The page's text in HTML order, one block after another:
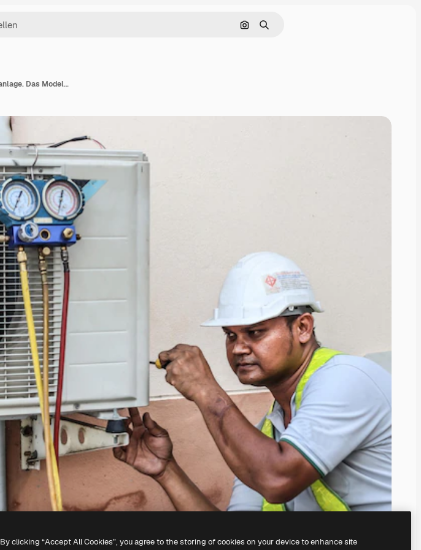
Nach Bild suchen
Suchen
Ein professioneller Elektriker repariert eine schwere Klimaanlage. Das Modell ist ein echter Elektriker, der die Klimaanlage repariert
By clicking “Accept All Cookies”, you agree to the storing of cookies on your device to enhance site